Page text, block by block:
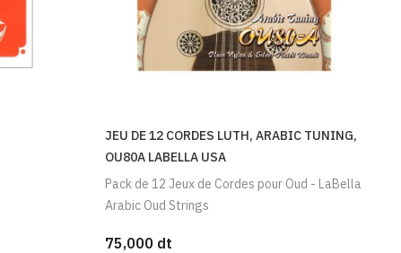
JEU DE 12 CORDES LUTH, ARABIC TUNING,
OU80A LABELLA USA
Pack de 12 Jeux de Cordes pour Oud - LaBella
Arabic Oud Strings
75,000 dt